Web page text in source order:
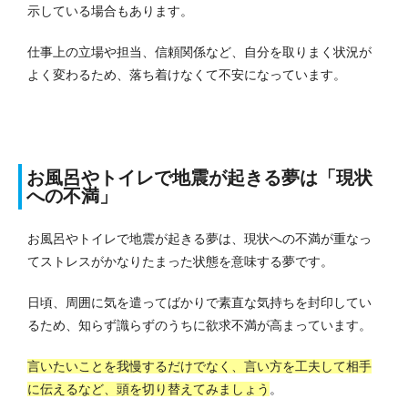
示している場合もあります。
仕事上の立場や担当、信頼関係など、自分を取りまく状況が
よく変わるため、落ち着けなくて不安になっています。
お風呂やトイレで地震が起きる夢は「現状
への不満」
お風呂やトイレで地震が起きる夢は、現状への不満が重なっ
てストレスがかなりたまった状態を意味する夢です。
日頃、周囲に気を遣ってばかりで素直な気持ちを封印してい
るため、知らず識らずのうちに欲求不満が高まっています。
言いたいことを我慢するだけでなく、言い方を工夫して相手
に伝えるなど、頭を切り替えてみましょう 。